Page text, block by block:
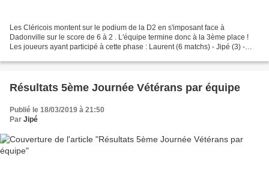
Les Cléricois montent sur le podium de la D2 en s'imposant face à
Dadonville sur le score de 6 à 2 . L'équipe termine donc à la 3ème place !
Les joueurs ayant participé à cette phase : Laurent (6 matchs) - Jipé (3) -
Résultats 5ème Journée Vétérans par équipe
Publié le 18/03/2019 à 21:50
Par Jipé